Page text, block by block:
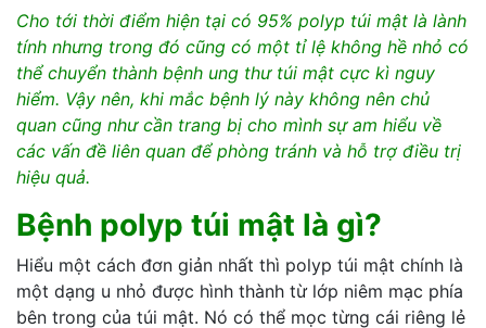
Cho tới thời điểm hiện tại có 95% polyp túi mật là lành
tính nhưng trong đó cũng có một tỉ lệ không hề nhỏ có
thể chuyển thành bệnh ung thư túi mật cực kì nguy
hiểm. Vậy nên, khi mắc bệnh lý này không nên chủ
quan cũng như cần trang bị cho mình sự am hiểu về
các vấn đề liên quan để phòng tránh và hỗ trợ điều trị
hiệu quả.
Bệnh polyp túi mật là gì?
Hiểu một cách đơn giản nhất thì polyp túi mật chính là
một dạng u nhỏ được hình thành từ lớp niêm mạc phía
bên trong của túi mật. Nó có thể mọc từng cái riêng lẻ